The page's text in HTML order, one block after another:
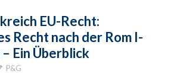
EU-Recht:
Recht nach der Rom I-
Ein Überblick
P&G